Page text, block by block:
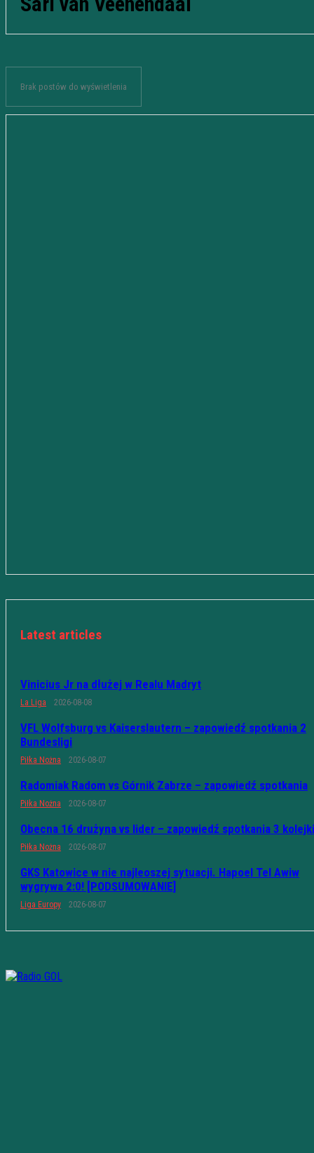
Brak postów do wyświetlenia
Latest articles
Vinicius Jr na dłużej w Realu Madryt
La Liga 2026-08-08
VFL Wolfsburg vs Kaiserslautern – zapowiedź spotkania 2
Bundesligi
Piłka Nożna 2026-08-07
Radomiak Radom vs Górnik Zabrze – zapowiedź spotkania
Piłka Nożna 2026-08-07
Obecna 16 drużyna vs lider – zapowiedź spotkania 3 kolejki
Piłka Nożna 2026-08-07
GKS Katowice w nie najleoszej sytuacji. Hapoel Tel Awiw
wygrywa 2:0! [PODSUMOWANIE]
Liga Europy 2026-08-07